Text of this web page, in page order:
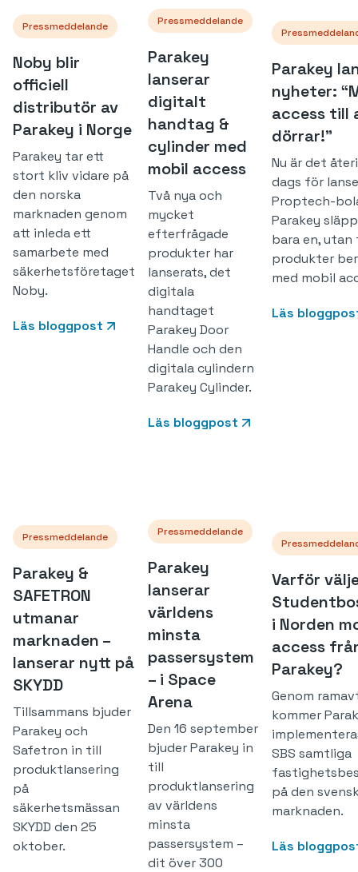
Pressmeddelande
Noby blir
officiell
distributör av
Parakey i Norge
Parakey tar ett
stort kliv vidare på
den norska
marknaden genom
att inleda ett
samarbete med
säkerhetsföretaget
Noby.
Läs bloggpost
Pressmeddelande
Parakey
lanserar
digitalt
handtag &
cylinder med
mobil access
Två nya och
mycket
efterfrågade
produkter har
lanserats, det
digitala
handtaget
Parakey Door
Handle och den
digitala cylindern
Parakey Cylinder.
Läs bloggpost
Parakey
nyheter:
access till
dörrar!”
Nu är det
dags för
Proptech-
Parakey
bara en, utan
produkter
med mobil
Läs
Pressmeddelande
Parakey &
SAFETRON
utmanar
marknaden –
lanserar nytt på
SKYDD
Tillsammans bjuder
Parakey och
Safetron in till
produktlansering
på
säkerhetsmässan
SKYDD den 25
oktober.
Pressmeddelande
Parakey
lanserar
världens
minsta
passersystem
– i Space
Arena
Den 16 september
bjuder Parakey in
till
produktlansering
av världens
minsta
passersystem –
dit över 300
Varför
i Norden
access
Parakey?
Genom
kommer
SBS samtliga
på den
marknaden.
Läs